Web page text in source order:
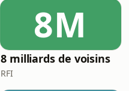
8M
8 milliards de voisins
RFI